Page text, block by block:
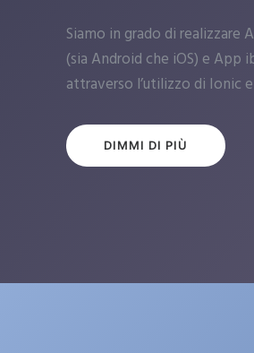
Siamo in grado di realizzare
(sia Android che iOS) e App
attraverso l’utilizzo di Ionic
DIMMI DI PIÙ